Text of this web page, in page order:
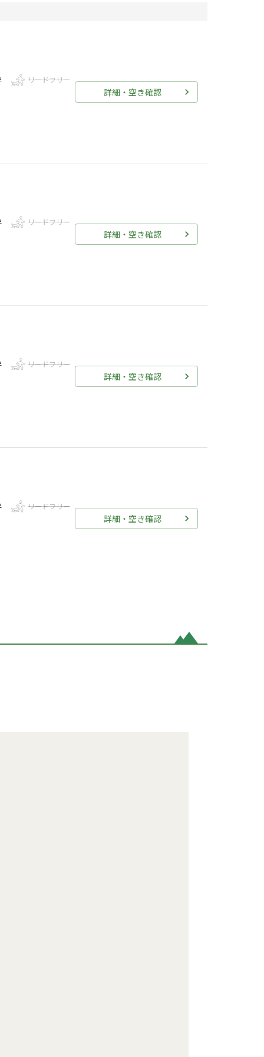
リードフリー
詳細・空き確認
リードフリー
詳細・空き確認
リードフリー
詳細・空き確認
リードフリー
詳細・空き確認